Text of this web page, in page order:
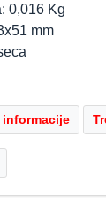
0,016 Kg
mm